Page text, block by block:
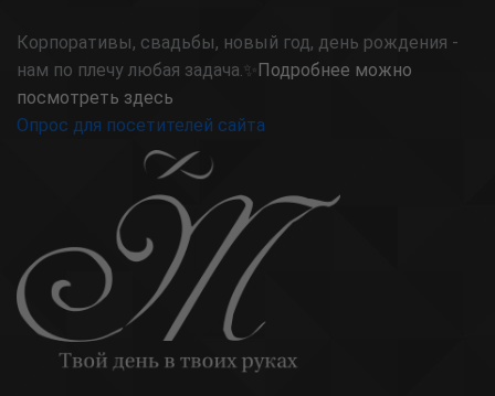
Корпоративы, свадьбы, новый год, день рождения -
нам по плечу любая задача.✨ Подробнее можно
посмотреть здесь
Опрос для посетителей сайта